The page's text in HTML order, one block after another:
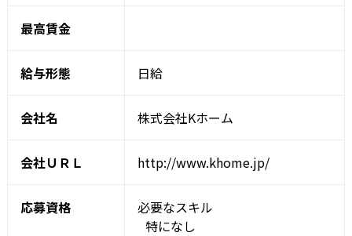
最高賃金
給与形態 日給
会社名 株式会社Kホーム
会社ＵＲＬ http://www.khome.jp/
応募資格
必要なスキル
特になし